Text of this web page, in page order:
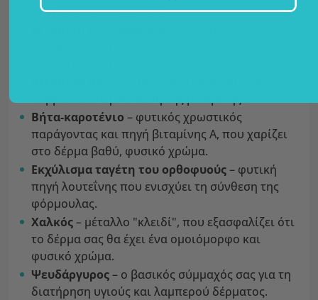
ομορφιάς του δέρματος.
Βήτα-καροτένιο – φυτικός χρωστικός
παράγοντας και πηγή βιταμίνης A, που χαρίζει
στο δέρμα βαθύ, φυσικό χρώμα.
Εκχύλισματαγέτη του ορθοφυούς– φυτική
πηγή λουτεΐνης που ενισχύει τη σύνθεση της
φόρμουλας.
Χαλκός– μέταλλο "κλειδί", που εξασφαλίζει ότι
το δέρμα σας θα έχει ένα ομοιόμορφο και
φυσικό χρώμα.
Ψευδάργυρος– ο βασικός σύμμαχός σας για τη
διατήρηση υγιούς και λαμπερού δέρματος.